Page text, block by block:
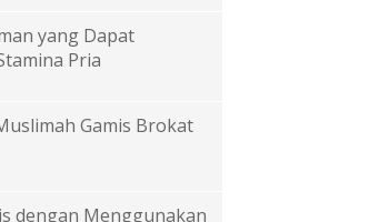
yang Dapat
Pria
Gamis Brokat
dengan Menggunakan